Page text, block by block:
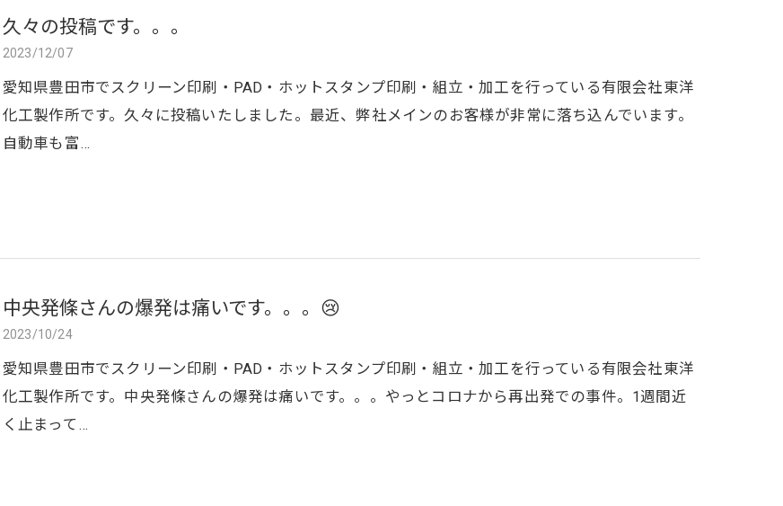
久々の投稿です。。。
2023/12/07
愛知県豊田市でスクリーン印刷・PAD・ホットスタンプ印刷・組立・加工を行っている有限会社東洋
化工製作所です。久々に投稿いたしました。最近、弊社メインのお客様が非常に落ち込んでいます。
自動車も富…
中央発條さんの爆発は痛いです。。。😢
2023/10/24
愛知県豊田市でスクリーン印刷・PAD・ホットスタンプ印刷・組立・加工を行っている有限会社東洋
化工製作所です。中央発條さんの爆発は痛いです。。。やっとコロナから再出発での事件。1週間近
く止まって…